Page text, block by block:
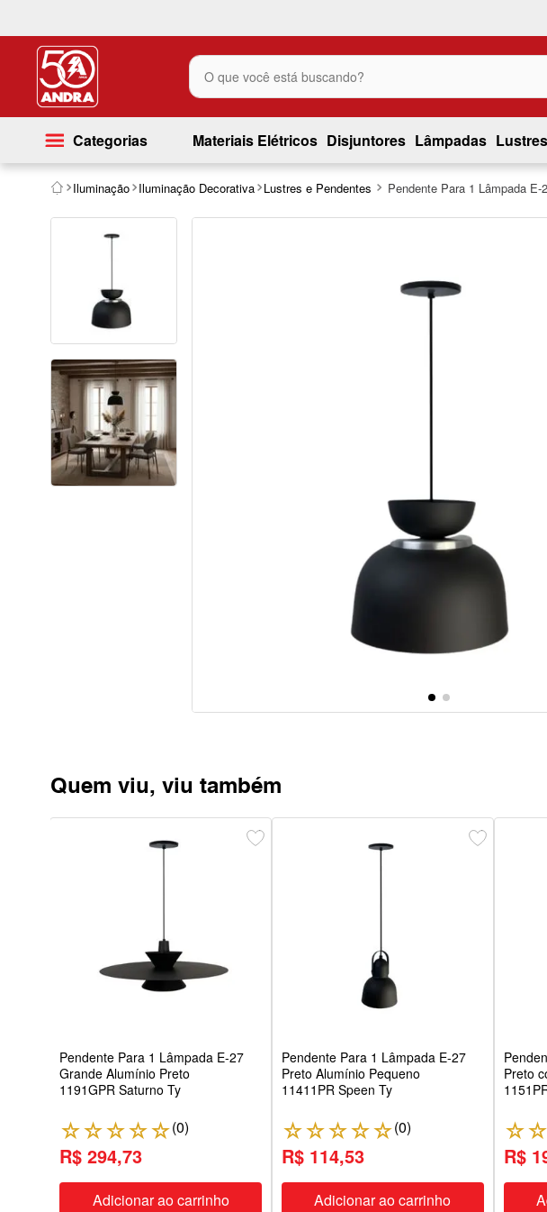
O que você está buscando?
Categorias Materiais Elétricos Disjuntores Lâmpadas Lustres
Iluminação Iluminação Decorativa Lustres e Pendentes Pendente Para 1 Lâmpada
Quem viu, viu também
Pendente Para 1 Lâmpada E-27
Grande Alumínio Preto
1191GPR Saturno Ty
☆☆☆☆☆(0)
R$ 294,73
Adicionar ao carrinho
Pendente Para 1 Lâmpada E-27
Preto Alumínio Pequeno
11411PR Speen Ty
☆☆☆☆☆(0)
R$ 114,53
Adicionar ao carrinho
Preto
☆☆
R$